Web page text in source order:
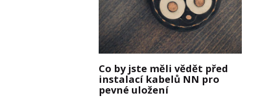
Co by jste měli vědět před
instalací kabelů NN pro
pevné uložení